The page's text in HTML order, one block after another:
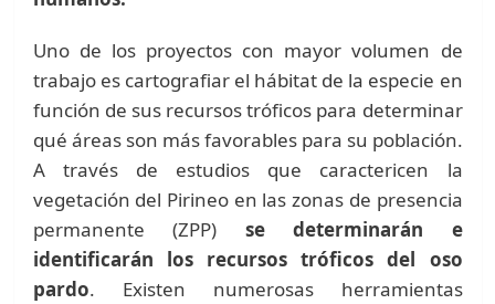
Uno de los proyectos con mayor volumen de
trabajo es cartografiar el hábitat de la especie en
función de sus recursos tróficos para determinar
qué áreas son más favorables para su población.
A través de estudios que caractericen la
vegetación del Pirineo en las zonas de presencia
permanente (ZPP) se determinarán e
identificarán los recursos tróficos del oso
pardo. Existen numerosas herramientas